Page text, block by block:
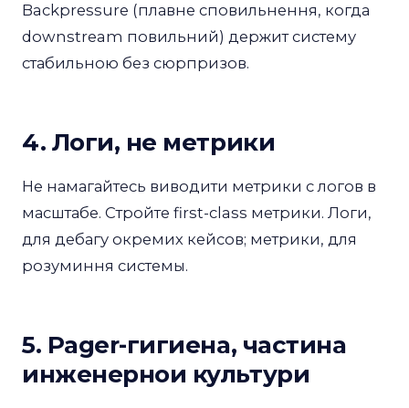
Backpressure (плавне сповильнення, когда
downstream повильний) держит систему
стабильною без сюрпризов.
4. Логи, не метрики
Не намагайтесь виводити метрики с логов в
масштабе. Стройте first-class метрики. Логи,
для дебагу окремих кейсов; метрики, для
розуминня системы.
5. Pager-гигиена, частина
инженернои культури